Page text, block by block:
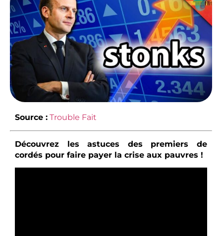
Source : Trouble Fait
Découvrez les astuces des premiers de
cordés pour faire payer la crise aux pauvres !